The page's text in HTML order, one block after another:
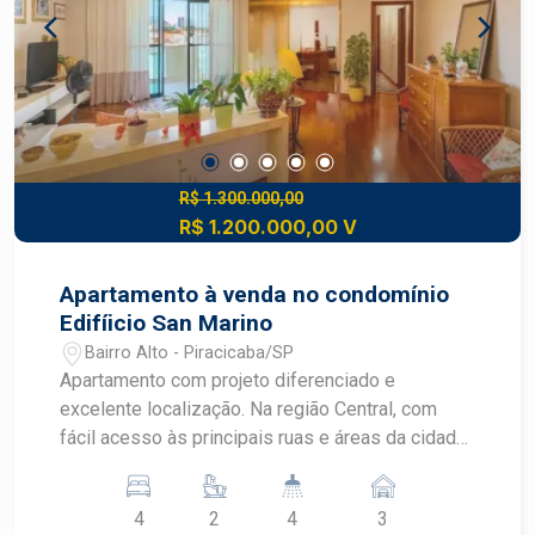
poliesportiva, sala de estética, piscina, sala de
jogos, churrasqueira, cinema para 22 pessoas,
spa, sauna, espaço fitness, home office.
R$ 1.300.000,00
R$ 1.200.000,00 V
Apartamento à venda no condomínio
Edifíicio San Marino
Bairro Alto - Piracicaba/SP
Apartamento com projeto diferenciado e
excelente localização. Na região Central, com
fácil acesso às principais ruas e áreas da cidade
221m² de área útil; - Ampla sala para 3 ambientes
com varanda; - 4 dormitórios com armários
4 2 4 3